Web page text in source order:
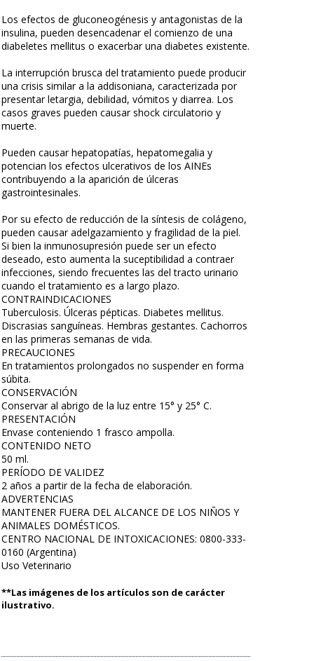
Los efectos de gluconeogénesis y antagonistas de la
insulina, pueden desencadenar el comienzo de una
diabeletes mellitus o exacerbar una diabetes existente.
La interrupción brusca del tratamiento puede producir
una crisis similar a la addisoniana, caracterizada por
presentar letargia, debilidad, vómitos y diarrea. Los
casos graves pueden causar shock circulatorio y
muerte.
Pueden causar hepatopatías, hepatomegalia y
potencian los efectos ulcerativos de los AINEs
contribuyendo a la aparición de úlceras
gastrointesinales.
Por su efecto de reducción de la síntesis de colágeno,
pueden causar adelgazamiento y fragilidad de la piel.
Si bien la inmunosupresión puede ser un efecto
deseado, esto aumenta la suceptibilidad a contraer
infecciones, siendo frecuentes las del tracto urinario
cuando el tratamiento es a largo plazo.
CONTRAINDICACIONES
Tuberculosis. Úlceras pépticas. Diabetes mellitus.
Discrasias sanguíneas. Hembras gestantes. Cachorros
en las primeras semanas de vida.
PRECAUCIONES
En tratamientos prolongados no suspender en forma
súbita.
CONSERVACIÓN
Conservar al abrigo de la luz entre 15° y 25° C.
PRESENTACIÓN
Envase conteniendo 1 frasco ampolla.
CONTENIDO NETO
50 ml.
PERÍODO DE VALIDEZ
2 años a partir de la fecha de elaboración.
ADVERTENCIAS
MANTENER FUERA DEL ALCANCE DE LOS NIÑOS Y
ANIMALES DOMÉSTICOS.
CENTRO NACIONAL DE INTOXICACIONES: 0800-333-
0160 (Argentina)
Uso Veterinario
**Las imágenes de los artículos son de carácter
ilustrativo.